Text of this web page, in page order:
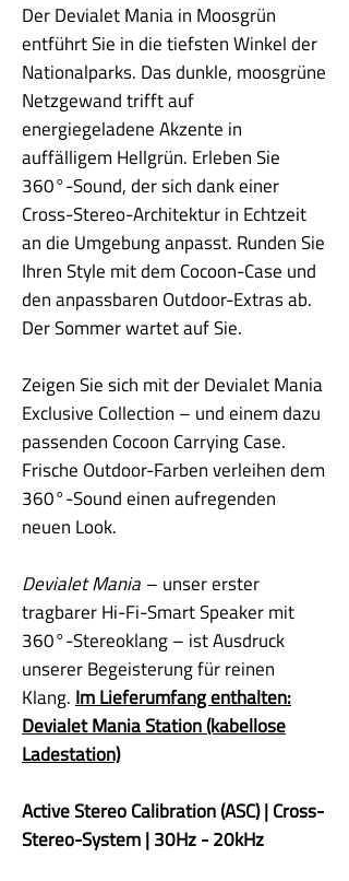
Der Devialet Mania in Moosgrün
entführt Sie in die tiefsten Winkel der
Nationalparks. Das dunkle, moosgrüne
Netzgewand trifft auf
energiegeladene Akzente in
auffälligem Hellgrün. Erleben Sie
360°-Sound, der sich dank einer
Cross-Stereo-Architektur in Echtzeit
an die Umgebung anpasst. Runden Sie
Ihren Style mit dem Cocoon-Case und
den anpassbaren Outdoor-Extras ab.
Der Sommer wartet auf Sie.
Zeigen Sie sich mit der Devialet Mania
Exclusive Collection – und einem dazu
passenden Cocoon Carrying Case.
Frische Outdoor-Farben verleihen dem
360°-Sound einen aufregenden
neuen Look.
Devialet Mania – unser erster
tragbarer Hi-Fi-Smart Speaker mit
360°-Stereoklang – ist Ausdruck
unserer Begeisterung für reinen
Klang.Im Lieferumfang enthalten:
Devialet Mania Station (kabellose
Ladestation)
Active Stereo Calibration (ASC) | Cross-
Stereo-System | 30Hz - 20kHz